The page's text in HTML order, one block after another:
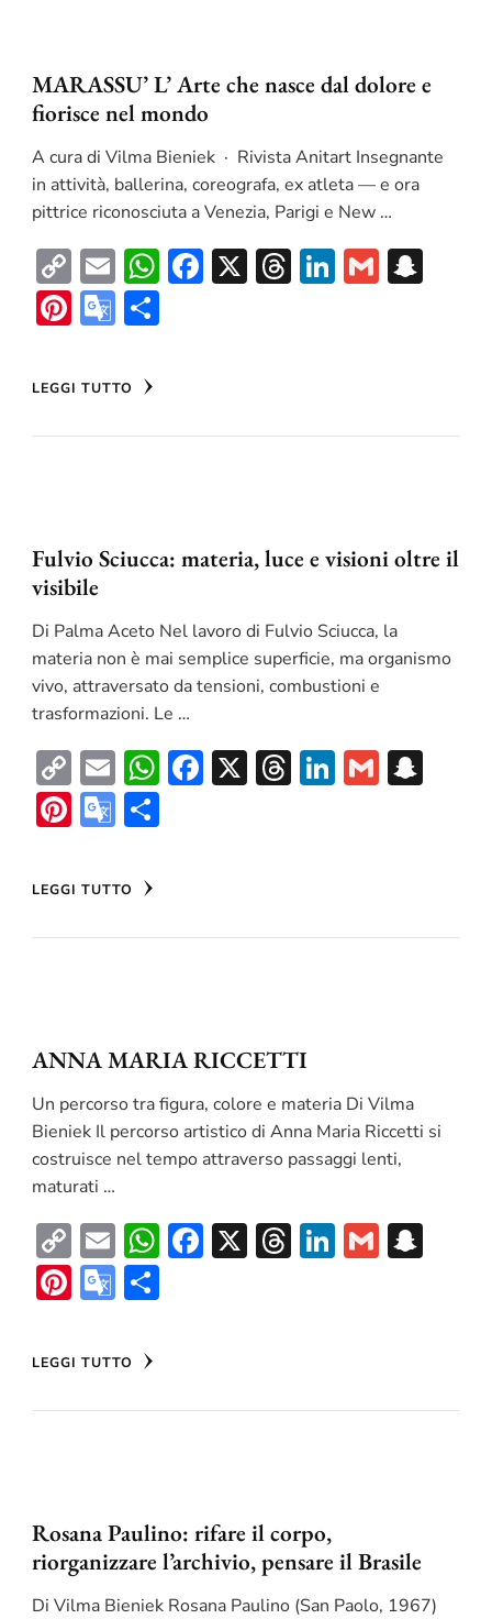
MARASSU’ L’ Arte che nasce dal dolore e
fiorisce nel mondo
A cura di Vilma Bieniek · Rivista Anitart Insegnante
in attività, ballerina, coreografa, ex atleta — e ora
pittrice riconosciuta a Venezia, Parigi e New …
Copy
Link
EmailWhatsApp
Facebook
X Threads
LinkedIn
Gmail
Pinterest
Google
LEGGI TUTTO
Fulvio Sciucca: materia, luce e visioni oltre il
visibile
Di Palma Aceto Nel lavoro di Fulvio Sciucca, la
materia non è mai semplice superficie, ma organismo
vivo, attraversato da tensioni, combustioni e
trasformazioni. Le …
Copy
Link
EmailWhatsApp
Facebook
X Threads
LinkedIn
Gmail
Pinterest
Google
LEGGI TUTTO
ANNA MARIA RICCETTI
Un percorso tra figura, colore e materia Di Vilma
Bieniek Il percorso artistico di Anna Maria Riccetti si
costruisce nel tempo attraverso passaggi lenti,
maturati …
Copy
Link
EmailWhatsApp
Facebook
X Threads
LinkedIn
Gmail
Pinterest
Google
LEGGI TUTTO
Rosana Paulino: rifare il corpo,
riorganizzare l’archivio, pensare il Brasile
Di Vilma Bieniek Rosana Paulino (San Paolo, 1967)